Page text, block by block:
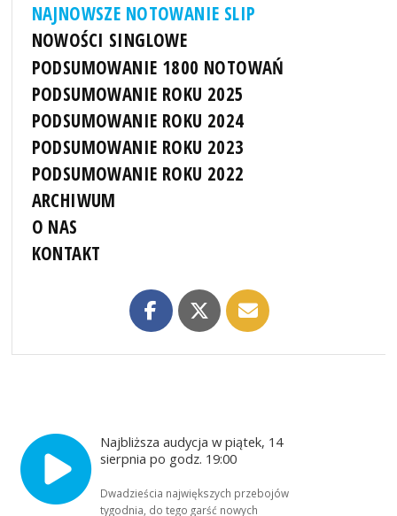
NAJNOWSZE NOTOWANIE SLIP
NOWOŚCI SINGLOWE
PODSUMOWANIE 1800 NOTOWAŃ
PODSUMOWANIE ROKU 2025
PODSUMOWANIE ROKU 2024
PODSUMOWANIE ROKU 2023
PODSUMOWANIE ROKU 2022
ARCHIWUM
O NAS
KONTAKT
Najbliższa audycja w piątek, 14
sierpnia po godz. 19:00
Dwadzieścia największych przebojów
tygodnia, do tego garść nowych